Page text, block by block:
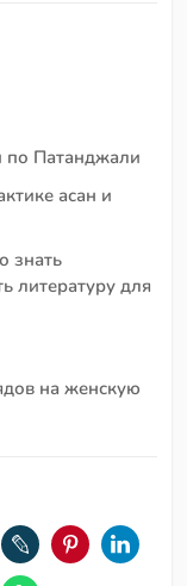
по Патанджали
асан и
знать
литературу для
на женскую